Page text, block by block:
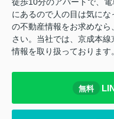
徒歩10分のアパートで、
にあるので人の目は気にな
の不動産情報をお求めな
さい。当社では、京成本
情報を取り扱っております。
無料